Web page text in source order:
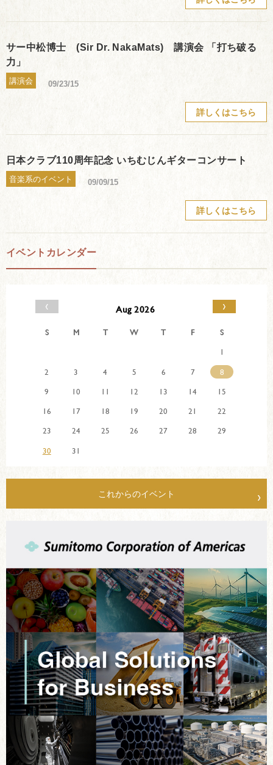
サー中松博士 (Sir Dr. NakaMats) 講演会 「打ち破る
力」
講演会 09/23/15
詳しくはこちら
日本クラブ110周年記念 いちむじんギターコンサート
音楽系のイベント 09/09/15
詳しくはこちら
イベントカレンダー
‹ Aug 2026 ›
S M T W T F
S
1
2
3 4 5 6 7
8
9
10 11 12 13 14
15
16
17 18 19 20 21
22
23
24 25 26 27 28
29
30
31
これからのイベント ›